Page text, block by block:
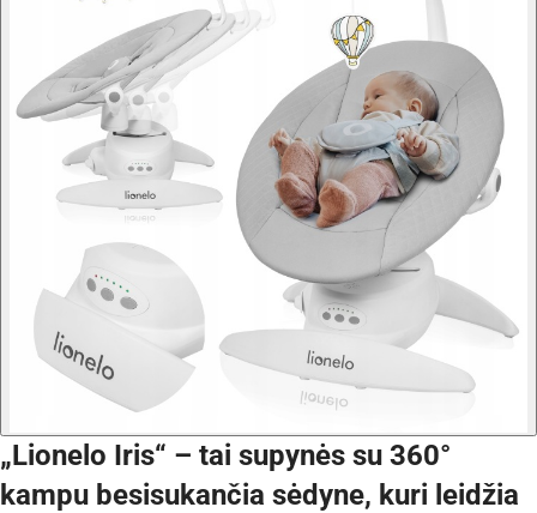
„Lionelo Iris“ – tai supynės su 360°
kampu besisukančia sėdyne, kuri leidžia